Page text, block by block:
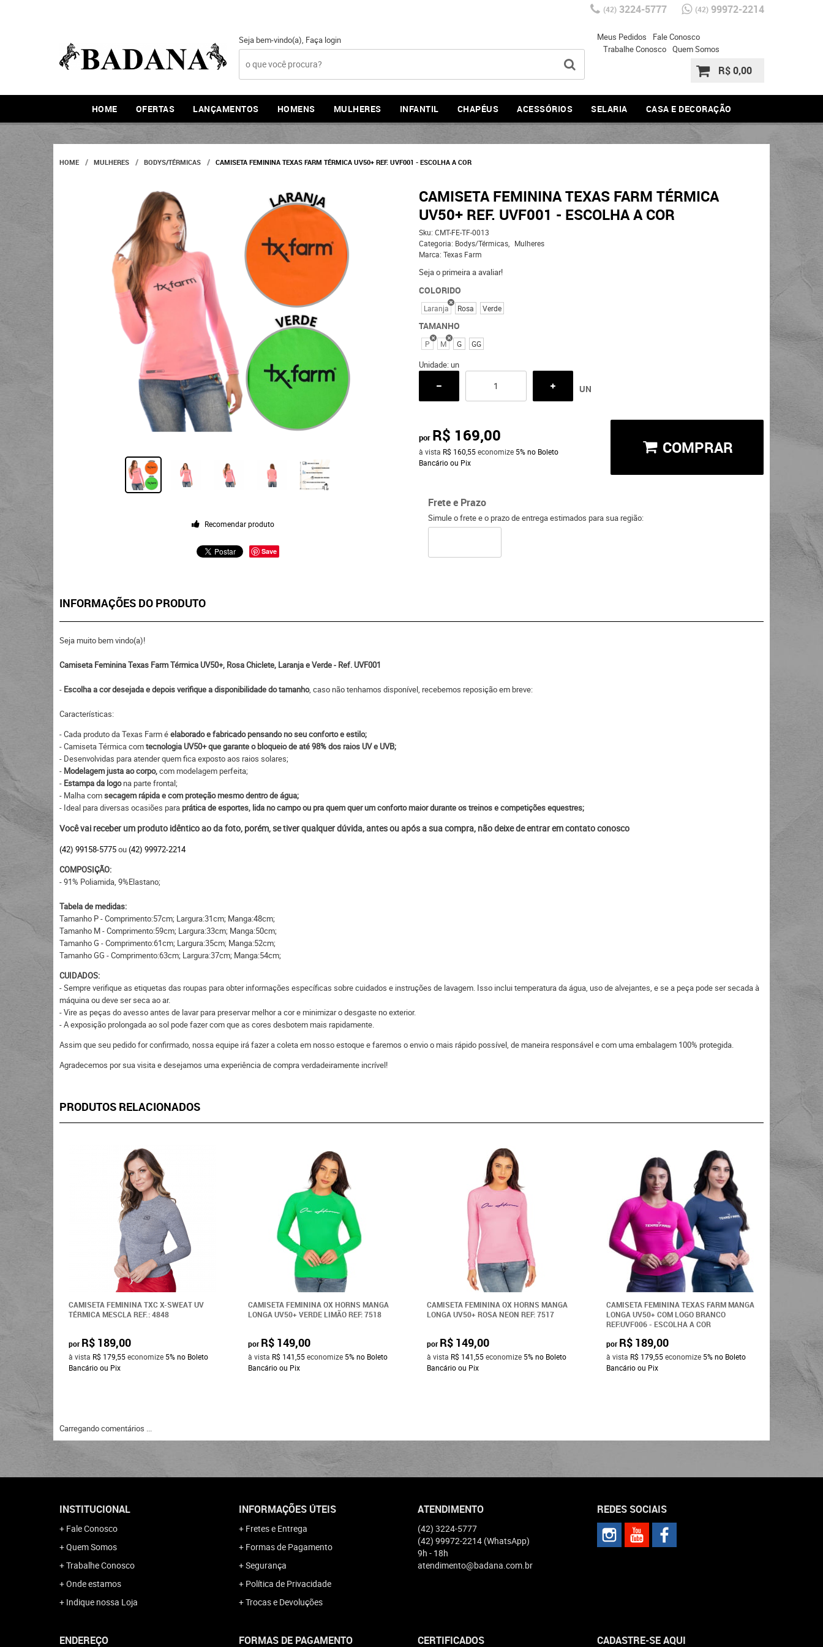
(42)3224-5777 (42)99972-2214
Seja bem-vindo(a), Faça login Meus Pedidos
Fale Conosco
Trabalhe Conosco Quem Somos
R$ 0,00
HOME OFERTAS LANÇAMENTOS HOMENS MULHERES INFANTIL CHAPÉUS ACESSÓRIOS SELARIA CASA E DECORAÇÃO
HOME MULHERES BODYS/TÉRMICAS CAMISETA FEMININA TEXAS FARM TÉRMICA UV50+ REF. UVF001 - ESCOLHA A COR
Recomendar produto
Save
CAMISETA FEMININA TEXAS FARM TÉRMICA
UV50+ REF. UVF001 - ESCOLHA A COR
Sku: CMT-FE-TF-0013
Categoria: Bodys/Térmicas
Mulheres
Marca: Texas Farm
Seja o primeira a avaliar!
COLORIDO
Laranja Rosa Verde
TAMANHO
P M G GG
Unidade: un
UN
por R$ 169,00
à vista R$ 160,55economize 5% no Boleto
Bancário ou Pix
COMPRAR
Frete e Prazo
Simule o frete e o prazo de entrega estimados para sua região:
INFORMAÇÕES DO PRODUTO
Seja muito bem vindo(a)!
Camiseta Feminina Texas Farm Térmica UV50+, Rosa Chiclete, Laranja e Verde - Ref. UVF001
- Escolha a cor desejada e depois verifique a disponibilidade do tamanho, caso não tenhamos disponível, recebemos reposição em breve:
Características:
- Cada produto da Texas Farm éelaborado e fabricado pensando no seu conforto e estilo;
- Camiseta Térmica comtecnologia UV50+ que garante o bloqueio de até 98% dos raios UV e UVB;
- Desenvolvidas para atender quem fica exposto aos raios solares;
- Modelagem justa ao corpo,com modelagem perfeita;
- Estampa da logona parte frontal;
- Malha comsecagem rápida e com proteção mesmo dentro de água;
- Ideal para diversas ocasiões para prática de esportes, lida no campo ou pra quem quer um conforto maior durante os treinos e competições equestres;
Você vai receber um produto idêntico ao da foto, porém, se tiver qualquer dúvida, antes ou após a sua compra, não deixe de entrar em contato conosco
(42) 99158-5775ou(42) 99972-2214
COMPOSIÇÃO:
- 91% Poliamida, 9%Elastano;
Tabela de medidas:
Tamanho P - Comprimento:57cm; Largura:31cm; Manga:48cm;
Tamanho M - Comprimento:59cm; Largura:33cm; Manga:50cm;
Tamanho G - Comprimento:61cm; Largura:35cm; Manga:52cm;
Tamanho GG - Comprimento:63cm; Largura:37cm; Manga:54cm;
CUIDADOS:
- Sempre verifique as etiquetas das roupas para obter informações específicas sobre cuidados e instruções de lavagem. Isso inclui temperatura da água, uso de alvejantes, e se a peça pode ser secada à
máquina ou deve ser seca ao ar.
- Vire as peças do avesso antes de lavar para preservar melhor a cor e minimizar o desgaste no exterior.
- A exposição prolongada ao sol pode fazer com que as cores desbotem mais rapidamente.
Assim que seu pedido for confirmado, nossa equipe irá fazer a coleta em nosso estoque e faremos o envio o mais rápido possível, de maneira responsável e com uma embalagem 100% protegida.
Agradecemos por sua visita e desejamos uma experiência de compra verdadeiramente incrível!
PRODUTOS RELACIONADOS
CAMISETA FEMININA TXC X-SWEAT UV
TÉRMICA MESCLA REF.: 4848
por R$ 189,00
à vista R$ 179,55economize 5%no Boleto
Bancário ou Pix
CAMISETA FEMININA OX HORNS MANGA
LONGA UV50+ VERDE LIMÃO REF: 7518
por R$ 149,00
à vista R$ 141,55economize 5% no Boleto
Bancário ou Pix
CAMISETA FEMININA OX HORNS MANGA
LONGA UV50+ ROSA NEON REF: 7517
por R$ 149,00
à vista R$ 141,55economize 5%no Boleto
Bancário ou Pix
CAMISETA FEMININA TEXAS FARM MANGA
LONGA UV50+ COM LOGO BRANCO
REF:UVF006 - ESCOLHA A COR
por R$ 189,00
à vista R$ 179,55economize 5% no Boleto
Bancário ou Pix
R$
à vista
Bancário
Carregando comentários ...
INSTITUCIONAL
Fale Conosco
Quem Somos
Trabalhe Conosco
Onde estamos
Indique nossa Loja
INFORMAÇÕES ÚTEIS
Fretes e Entrega
Formas de Pagamento
Segurança
Política de Privacidade
Trocas e Devoluções
ATENDIMENTO
(42) 3224-5777
(42) 99972-2214 (WhatsApp)
9h - 18h
atendimento@badana.com.br
REDES SOCIAIS
ENDEREÇO FORMAS DE PAGAMENTO CERTIFICADOS CADASTRE-SE AQUI